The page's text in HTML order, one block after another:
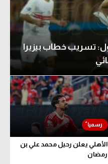
تسريب خطاب بيزيرا
الأهلي يعلن رحيل محمد علي بن
رمضان